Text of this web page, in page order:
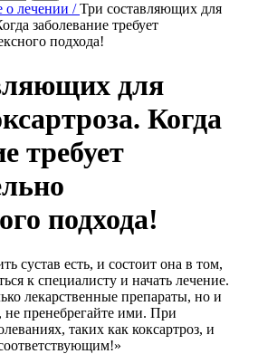
о лечении /Три составляющих для
заболевание требует
подхода!
для
Когда
требует
подхода!
сустав есть, и состоит она в том,
к специалисту и начать лечение.
лекарственные препараты, но и
пренебрегайте ими. При
таких как коксартроз, и